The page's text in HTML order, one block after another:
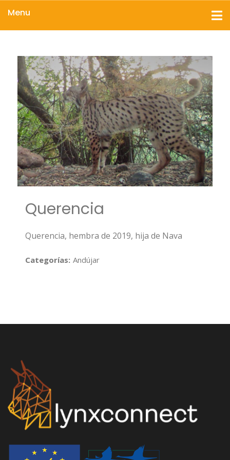
Menu
Querencia
Querencia, hembra de 2019, hija de Nava
Categorías: Andújar